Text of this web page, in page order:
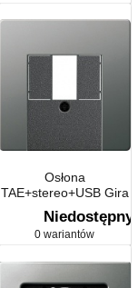
Osłona
TAE+stereo+USB Gira
E22 naturalny stalowy
Niedostępny
0 wariantów